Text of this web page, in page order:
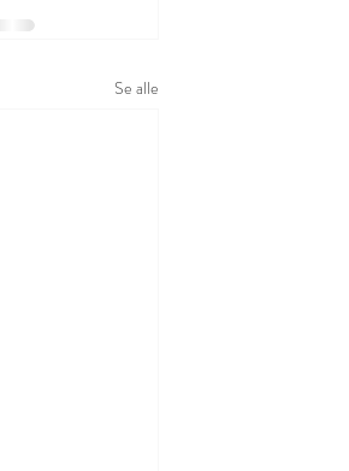
Se alle